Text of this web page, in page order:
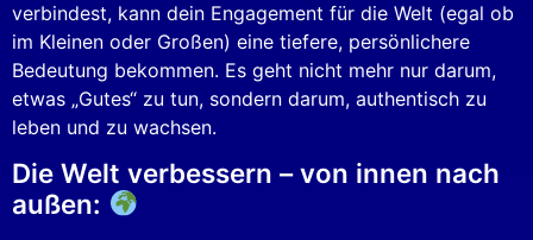
verbindest, kann dein Engagement für die Welt (egal ob
im Kleinen oder Großen) eine tiefere, persönlichere
Bedeutung bekommen. Es geht nicht mehr nur darum,
etwas „Gutes“ zu tun, sondern darum, authentisch zu
leben und zu wachsen.
Die Welt verbessern – von innen nach
außen: